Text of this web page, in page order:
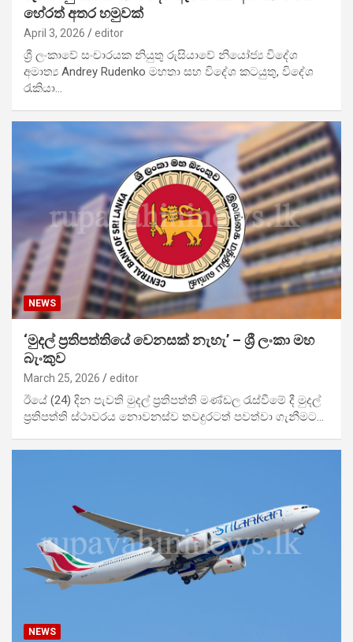
හේරත් අතර හමුවක්
April 3, 2026 editor
ශ්‍රී ලංකාවේ සංචාරයක නියුතු රුසියාවේ නියෝජ්‍ය විදේශ
අමාත්‍ය Andrey Rudenko මහතා සහ විදේශ කටයුතු, විදේශ
රැකියා…
NEWS
‘මුදල් ප්‍රතිපත්තියේ වෙනසක් නැහැ’ – ශ්‍රී ලංකා මහ
බැංකුව
March 25, 2026 editor
ඊයේ (24) දින පැවති මුදල් ප්‍රතිපත්ති මණ්ඩල රැස්වීමේ දී මුදල්
ප්‍රතිපත්ති ස්ථාවරය නොවනස්ව තවදුරටත් පවත්වා ගැනීමට…
NEWS